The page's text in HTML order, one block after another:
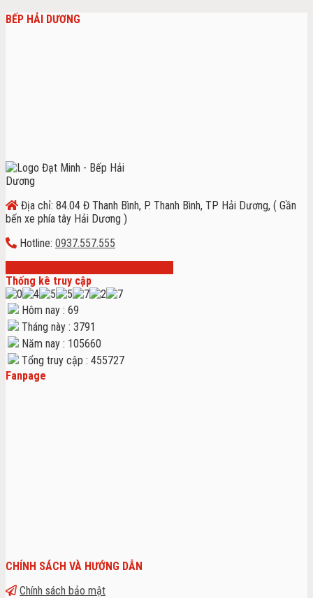
BẾP HẢI DƯƠNG
Địa chỉ: 84.04 Đ Thanh Bình, P. Thanh Bình, TP Hải Dương, ( Gần
bến xe phía tây Hải Dương )
Hotline: 0937.557.555
Thống kê truy cập
Hôm nay : 69
Tháng này : 3791
Năm nay : 105660
Tổng truy cập : 455727
Fanpage
CHÍNH SÁCH VÀ HƯỚNG DẪN
Chính sách bảo mật